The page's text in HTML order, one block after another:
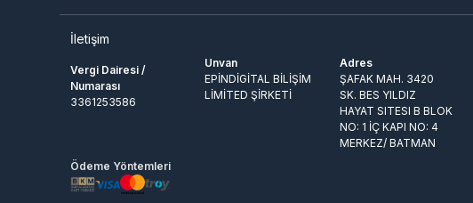
İletişim
Vergi Dairesi /
Numarası
3361253586
Unvan
EPİNDİGİTAL BİLİŞİM
LİMİTED ŞİRKETİ
Adres
ŞAFAK MAH. 3420
SK. BES YILDIZ
HAYAT SITESI B BLOK
NO: 1 İÇ KAPI NO: 4
MERKEZ/ BATMAN
Ödeme Yöntemleri